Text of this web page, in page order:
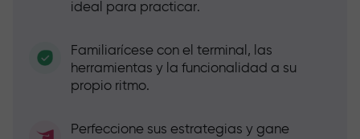
ideal para practicar.
Familiarícese con el terminal, las
herramientas y la funcionalidad a su
propio ritmo.
Perfeccione sus estrategias y gane